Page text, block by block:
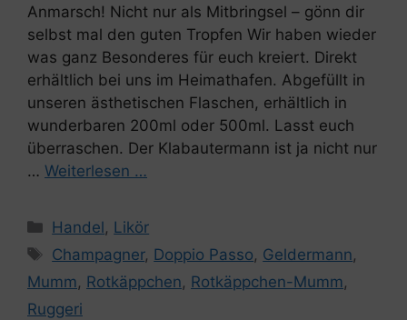
Anmarsch! Nicht nur als Mitbringsel – gönn dir
selbst mal den guten Tropfen Wir haben wieder
was ganz Besonderes für euch kreiert. Direkt
erhältlich bei uns im Heimathafen. Abgefüllt in
unseren ästhetischen Flaschen, erhältlich in
wunderbaren 200ml oder 500ml. Lasst euch
überraschen. Der Klabautermann ist ja nicht nur
… Weiterlesen …
Kategorien
Handel, Likör
Schlagwörter
Champagner, Doppio Passo, Geldermann,
Mumm, Rotkäppchen, Rotkäppchen-Mumm,
Ruggeri